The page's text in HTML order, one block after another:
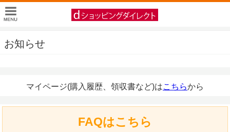
お知らせ
マイページ(購入履歴、領収書など)はこちらから
FAQはこちら